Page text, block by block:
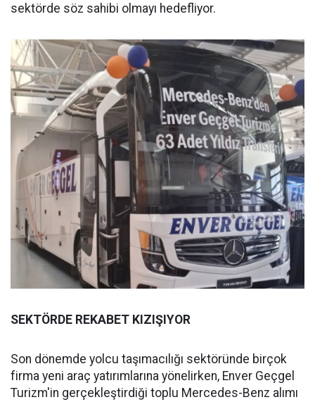
sektörde söz sahibi olmayı hedefliyor.
SEKTÖRDE REKABET KIZIŞIYOR
Son dönemde yolcu taşımacılığı sektöründe birçok
firma yeni araç yatırımlarına yönelirken, Enver Geçgel
Turizm'in gerçekleştirdiği toplu Mercedes-Benz alımı